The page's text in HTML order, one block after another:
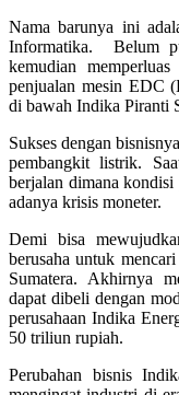
Nama barunya ini
Informatika. Belum
kemudian
penjualan mesin EDC
di bawah Indika Piranti
Sukses dengan
pembangkit listrik.
berjalan dimana kondisi
adanya krisis moneter.
Demi bisa
berusaha untuk
Sumatera. Akhirnya
dapat dibeli dengan
perusahaan Indika
50 triliun rupiah.
Perubahan bisnis